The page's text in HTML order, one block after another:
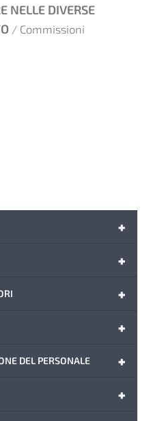
+
+
+
+
+
DEL PERSONALE
+
NELLE DIVERSE
/ Commissioni